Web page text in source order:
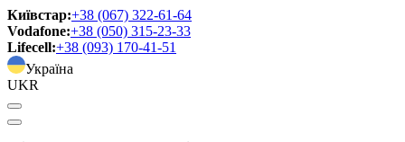
Київстар:+38 (067) 322-61-64
Vodafone:+38 (050) 315-23-33
Lifecell:+38 (093) 170-41-51
Україна
UKR